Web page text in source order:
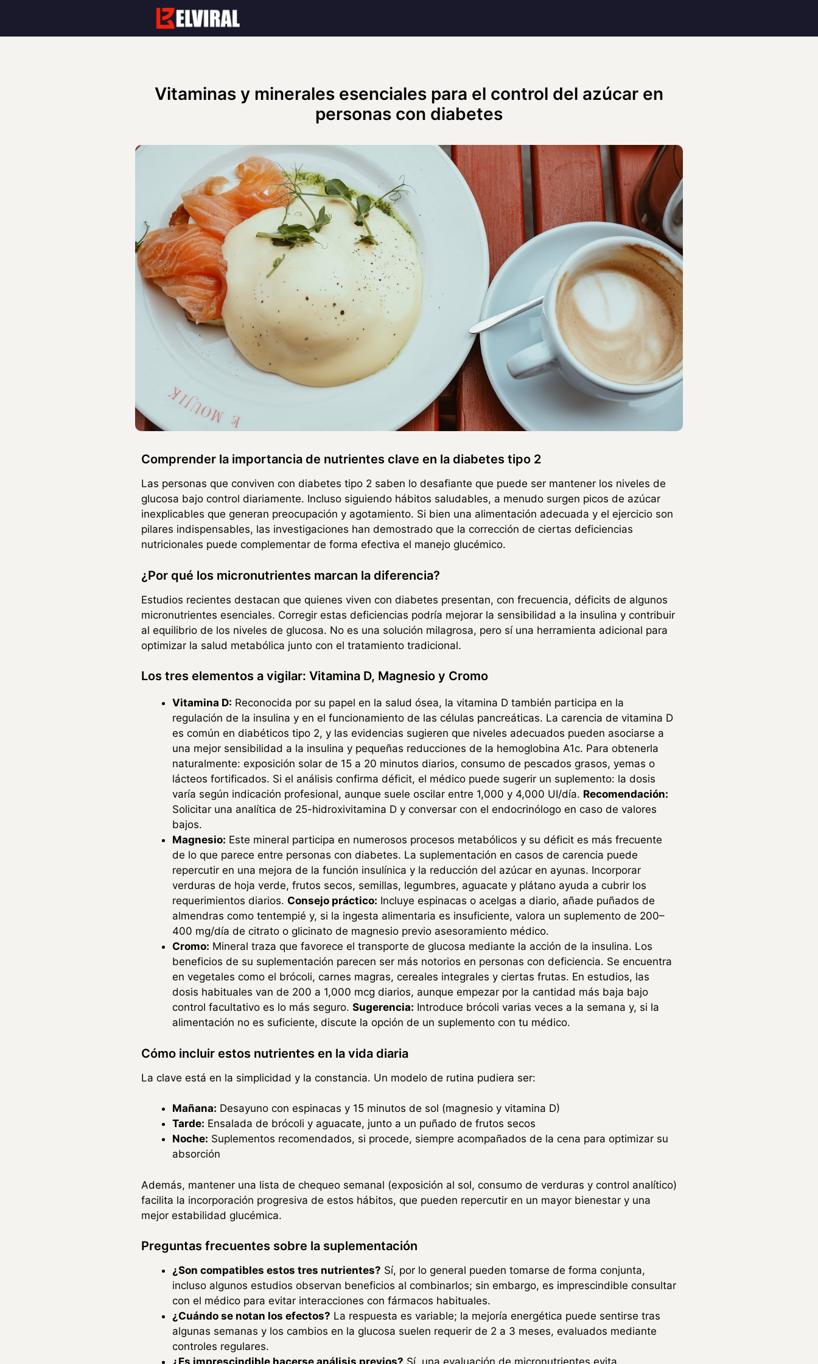
content
Vitaminas y minerales esenciales para el control del azúcar en
personas con diabetes
Comprender la importancia de nutrientes clave en la diabetes tipo 2
Las personas que conviven con diabetes tipo 2 saben lo desafiante que puede ser mantener los niveles de
glucosa bajo control diariamente. Incluso siguiendo hábitos saludables, a menudo surgen picos de azúcar
inexplicables que generan preocupación y agotamiento. Si bien una alimentación adecuada y el ejercicio son
pilares indispensables, las investigaciones han demostrado que la corrección de ciertas deficiencias
nutricionales puede complementar de forma efectiva el manejo glucémico.
¿Por qué los micronutrientes marcan la diferencia?
Estudios recientes destacan que quienes viven con diabetes presentan, con frecuencia, déficits de algunos
micronutrientes esenciales. Corregir estas deficiencias podría mejorar la sensibilidad a la insulina y contribuir
al equilibrio de los niveles de glucosa. No es una solución milagrosa, pero sí una herramienta adicional para
optimizar la salud metabólica junto con el tratamiento tradicional.
Los tres elementos a vigilar: Vitamina D, Magnesio y Cromo
Vitamina D: Reconocida por su papel en la salud ósea, la vitamina D también participa en la
regulación de la insulina y en el funcionamiento de las células pancreáticas. La carencia de vitamina D
es común en diabéticos tipo 2, y las evidencias sugieren que niveles adecuados pueden asociarse a
una mejor sensibilidad a la insulina y pequeñas reducciones de la hemoglobina A1c. Para obtenerla
naturalmente: exposición solar de 15 a 20 minutos diarios, consumo de pescados grasos, yemas o
lácteos fortificados. Si el análisis confirma déficit, el médico puede sugerir un suplemento: la dosis
varía según indicación profesional, aunque suele oscilar entre 1,000 y 4,000 UI/día. Recomendación:
Solicitar una analítica de 25-hidroxivitamina D y conversar con el endocrinólogo en caso de valores
bajos.
Magnesio: Este mineral participa en numerosos procesos metabólicos y su déficit es más frecuente
de lo que parece entre personas con diabetes. La suplementación en casos de carencia puede
repercutir en una mejora de la función insulínica y la reducción del azúcar en ayunas. Incorporar
verduras de hoja verde, frutos secos, semillas, legumbres, aguacate y plátano ayuda a cubrir los
requerimientos diarios. Consejo práctico: Incluye espinacas o acelgas a diario, añade puñados de
almendras como tentempié y, si la ingesta alimentaria es insuficiente, valora un suplemento de 200–
400 mg/día de citrato o glicinato de magnesio previo asesoramiento médico.
Cromo: Mineral traza que favorece el transporte de glucosa mediante la acción de la insulina. Los
beneficios de su suplementación parecen ser más notorios en personas con deficiencia. Se encuentra
en vegetales como el brócoli, carnes magras, cereales integrales y ciertas frutas. En estudios, las
dosis habituales van de 200 a 1,000 mcg diarios, aunque empezar por la cantidad más baja bajo
control facultativo es lo más seguro. Sugerencia: Introduce brócoli varias veces a la semana y, si la
alimentación no es suficiente, discute la opción de un suplemento con tu médico.
Cómo incluir estos nutrientes en la vida diaria
La clave está en la simplicidad y la constancia. Un modelo de rutina pudiera ser:
Mañana: Desayuno con espinacas y 15 minutos de sol (magnesio y vitamina D)
Tarde: Ensalada de brócoli y aguacate, junto a un puñado de frutos secos
Noche: Suplementos recomendados, si procede, siempre acompañados de la cena para optimizar su
absorción
Además, mantener una lista de chequeo semanal (exposición al sol, consumo de verduras y control analítico)
facilita la incorporación progresiva de estos hábitos, que pueden repercutir en un mayor bienestar y una
mejor estabilidad glucémica.
Preguntas frecuentes sobre la suplementación
¿Son compatibles estos tres nutrientes? Sí, por lo general pueden tomarse de forma conjunta,
incluso algunos estudios observan beneficios al combinarlos; sin embargo, es imprescindible consultar
con el médico para evitar interacciones con fármacos habituales.
¿Cuándo se notan los efectos? La respuesta es variable; la mejoría energética puede sentirse tras
algunas semanas y los cambios en la glucosa suelen requerir de 2 a 3 meses, evaluados mediante
controles regulares.